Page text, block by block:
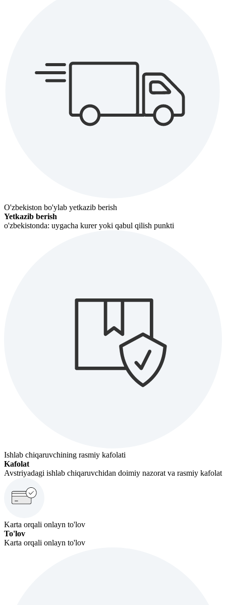
O'zbekiston bo'ylab yetkazib berish
Yetkazib berish
o'zbekistonda: uygacha kurer yoki qabul qilish punkti
Ishlab chiqaruvchining rasmiy kafolati
Kafolat
Avstriyadagi ishlab chiqaruvchidan doimiy nazorat va rasmiy kafolat
Karta orqali onlayn to'lov
To'lov
Karta orqali onlayn to'lov